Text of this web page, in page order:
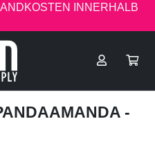
INNERHALB
-